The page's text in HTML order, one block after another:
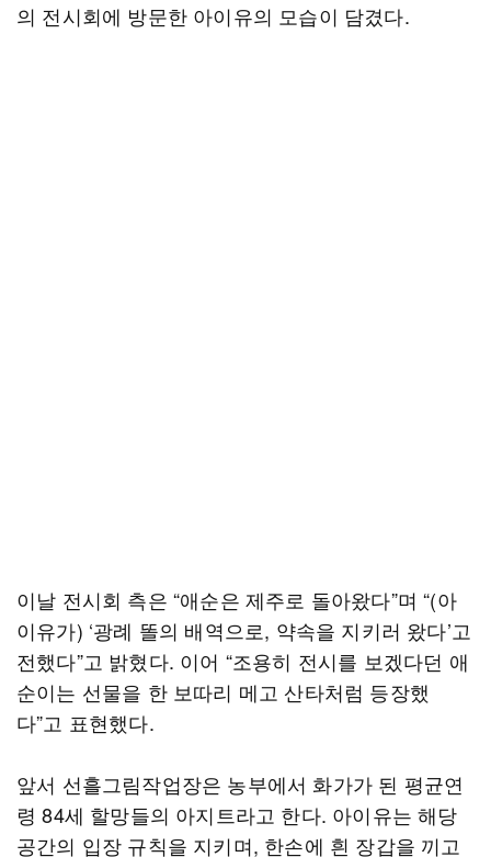
의 전시회에 방문한 아이유의 모습이 담겼다.
이날 전시회 측은 “애순은 제주로 돌아왔다”며 “(아
이유가) ‘광례 똘의 배역으로, 약속을 지키러 왔다’고
전했다”고 밝혔다. 이어 “조용히 전시를 보겠다던 애
순이는 선물을 한 보따리 메고 산타처럼 등장했
다”고 표현했다.
앞서 선흘그림작업장은 농부에서 화가가 된 평균연
령 84세 할망들의 아지트라고 한다. 아이유는 해당
공간의 입장 규칙을 지키며, 한손에 흰 장갑을 끼고